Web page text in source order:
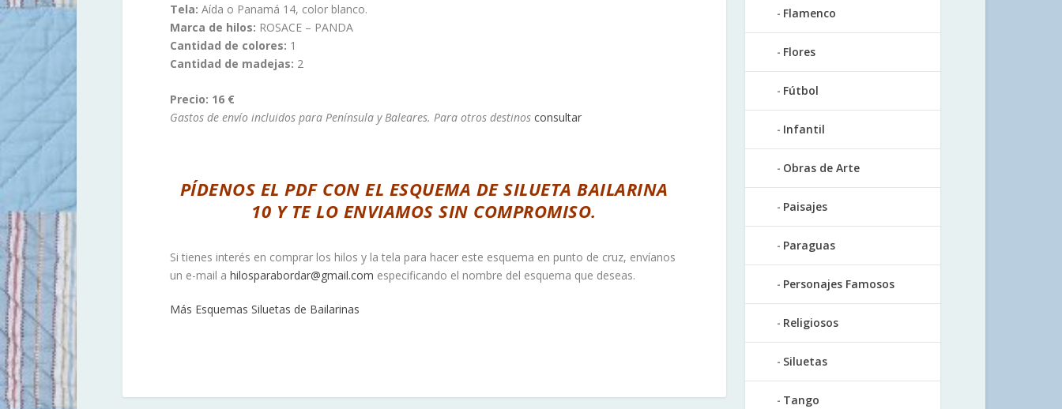
Tela: Aída o Panamá 14, color blanco.
Marca de hilos: ROSACE – PANDA
Cantidad de colores: 1
Cantidad de madejas: 2
Precio: 16 €
Gastos de envío incluidos para Península y Baleares. Para otros destinos consultar
PÍDENOS EL PDF CON EL ESQUEMA DE SILUETA BAILARINA
10 Y TE LO ENVIAMOS SIN COMPROMISO.
Si tienes interés en comprar los hilos y la tela para hacer este esquema en punto de cruz, envíanos
un e-mail a hilosparabordar@gmail.com especificando el nombre del esquema que deseas.
Más Esquemas Siluetas de Bailarinas
Flamenco
Flores
Fútbol
Infantil
Obras de Arte
Paisajes
Paraguas
Personajes Famosos
Religiosos
Siluetas
Tango